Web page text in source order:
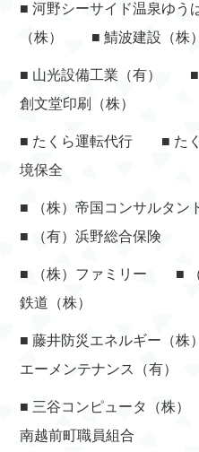
■ 河野シーサイド温泉ゆ
（株） ■ 鯖波建設（株）
■ 山光設備工業（有）
創文堂印刷（株）
■ たくら運転代行 ■ た
境保全
■ （株）帝国コンサル
■ （有）浜野総合保険
■ （株）ファミリー ■
鉄道（株）
■ 藤井防災エネルギー
エーメンテナンス（有）
■ 三谷コンピュータ（
南越前町職員組合